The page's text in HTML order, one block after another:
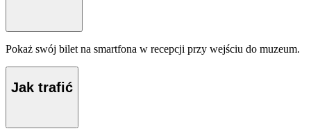
Pokaż swój bilet na smartfona w recepcji przy wejściu do muzeum.
Jak trafić